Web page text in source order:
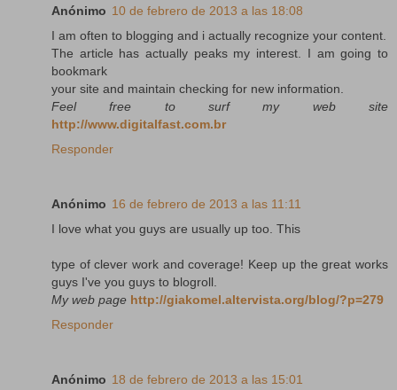
Anónimo 10 de febrero de 2013 a las 18:08
I am often to blogging and i actually recognize your content.
The article has actually peaks my interest. I am going to
bookmark
your site and maintain checking for new information.
Feel free to surf my web site
http://www.digitalfast.com.br
Responder
Anónimo 16 de febrero de 2013 a las 11:11
I love what you guys are usually up too. This
type of clever work and coverage! Keep up the great works
guys I've you guys to blogroll.
My web page http://giakomel.altervista.org/blog/?p=279
Responder
Anónimo 18 de febrero de 2013 a las 15:01